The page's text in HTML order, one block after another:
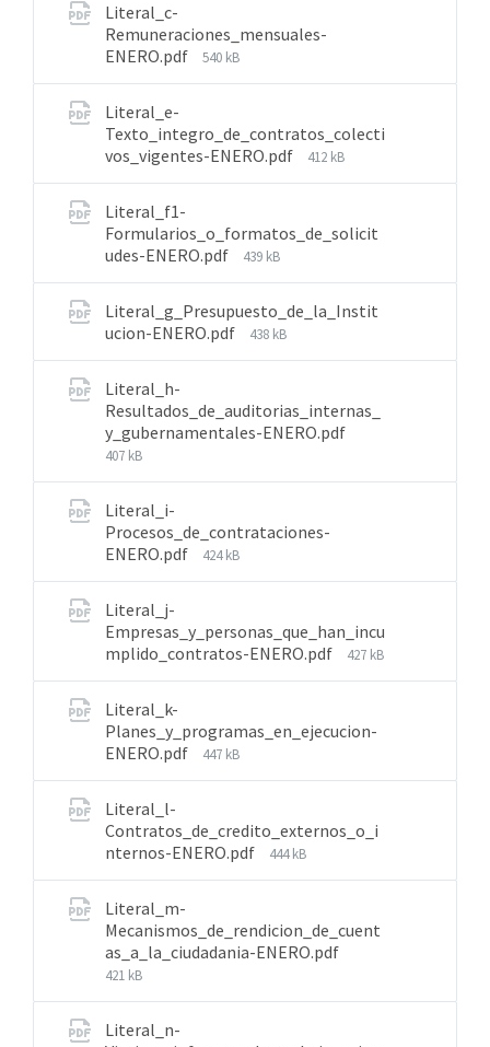
Literal_c-
Remuneraciones_mensuales-
ENERO.pdf
540 kB
Literal_e-
Texto_integro_de_contratos_colecti
vos_vigentes-ENERO.pdf
412 kB
Literal_f1-
Formularios_o_formatos_de_solicit
udes-ENERO.pdf
439 kB
Literal_g_Presupuesto_de_la_Instit
ucion-ENERO.pdf
438 kB
Literal_h-
Resultados_de_auditorias_internas_
y_gubernamentales-ENERO.pdf
407 kB
Literal_i-
Procesos_de_contrataciones-
ENERO.pdf
424 kB
Literal_j-
Empresas_y_personas_que_han_incu
mplido_contratos-ENERO.pdf
427 kB
Literal_k-
Planes_y_programas_en_ejecucion-
ENERO.pdf
447 kB
Literal_l-
Contratos_de_credito_externos_o_i
nternos-ENERO.pdf
444 kB
Literal_m-
Mecanismos_de_rendicion_de_cuent
as_a_la_ciudadania-ENERO.pdf
421 kB
Literal_n-